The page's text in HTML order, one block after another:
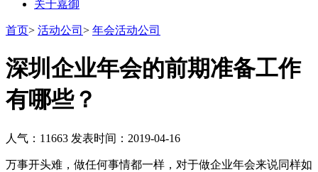
关于嘉御
首页> 活动公司 > 年会活动公司
深圳企业年会的前期准备工作
有哪些？
人气：11663 发表时间：2019-04-16
万事开头难，做任何事情都一样，对于做企业年会来说同样如